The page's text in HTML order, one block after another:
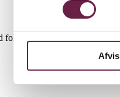
Afvis
fokus på traditionelt håndværk